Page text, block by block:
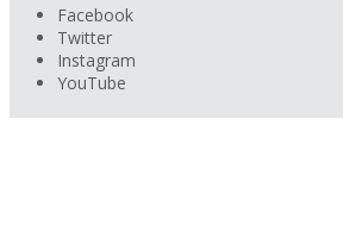
Facebook
Twitter
Instagram
YouTube